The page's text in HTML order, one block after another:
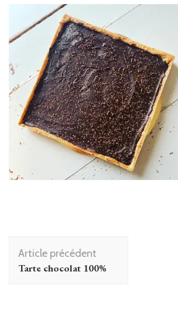
Navigation
d'article
Article précédent
Tarte chocolat 100%